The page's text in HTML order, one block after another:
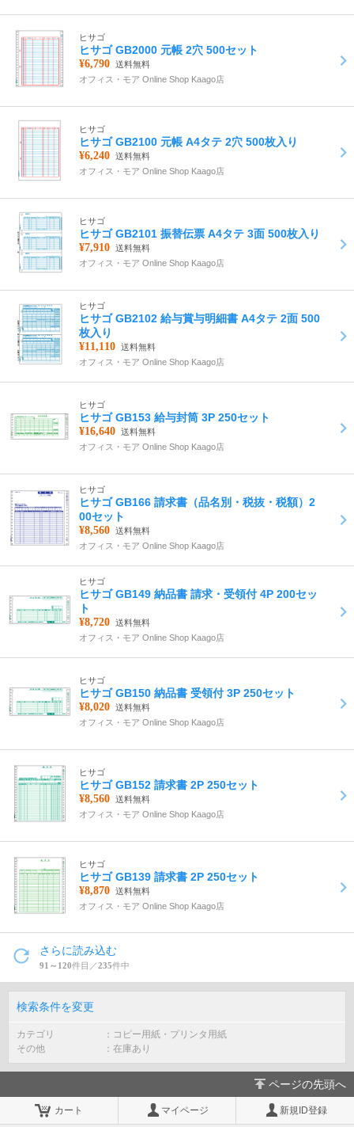
ヒサゴ
ヒサゴ GB2000 元帳 2穴 500セット
¥6,790 送料無料
オフィス・モア Online Shop Kaago店
ヒサゴ
ヒサゴ GB2100 元帳 A4タテ 2穴 500枚入り
¥6,240 送料無料
オフィス・モア Online Shop Kaago店
ヒサゴ
ヒサゴ GB2101 振替伝票 A4タテ 3面 500枚入り
¥7,910 送料無料
オフィス・モア Online Shop Kaago店
ヒサゴ
ヒサゴ GB2102 給与賞与明細書 A4タテ 2面 500
枚入り
¥11,110 送料無料
オフィス・モア Online Shop Kaago店
ヒサゴ
ヒサゴ GB153 給与封筒 3P 250セット
¥16,640 送料無料
オフィス・モア Online Shop Kaago店
ヒサゴ
ヒサゴ GB166 請求書（品名別・税抜・税額）2
00セット
¥8,560 送料無料
オフィス・モア Online Shop Kaago店
ヒサゴ
ヒサゴ GB149 納品書 請求・受領付 4P 200セッ
ト
¥8,720 送料無料
オフィス・モア Online Shop Kaago店
ヒサゴ
ヒサゴ GB150 納品書 受領付 3P 250セット
¥8,020 送料無料
オフィス・モア Online Shop Kaago店
ヒサゴ
ヒサゴ GB152 請求書 2P 250セット
¥8,560 送料無料
オフィス・モア Online Shop Kaago店
ヒサゴ
ヒサゴ GB139 請求書 2P 250セット
¥8,870 送料無料
オフィス・モア Online Shop Kaago店
さらに読み込む
91～120件目／235件中
検索条件を変更
カテゴリ
コピー用紙・プリンタ用紙
その他
在庫あり
ページの先頭へ
カート マイページ 新規ID登録